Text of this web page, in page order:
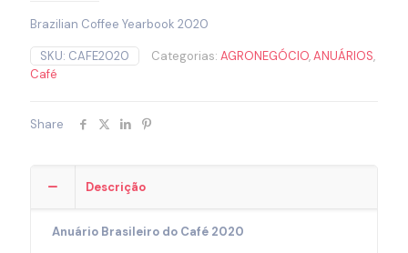
Brazilian Coffee Yearbook 2020
SKU: CAFE2020 Categorias: AGRONEGÓCIO,ANUÁRIOS,
Café
Share
Descrição
Anuário Brasileiro do Café 2020